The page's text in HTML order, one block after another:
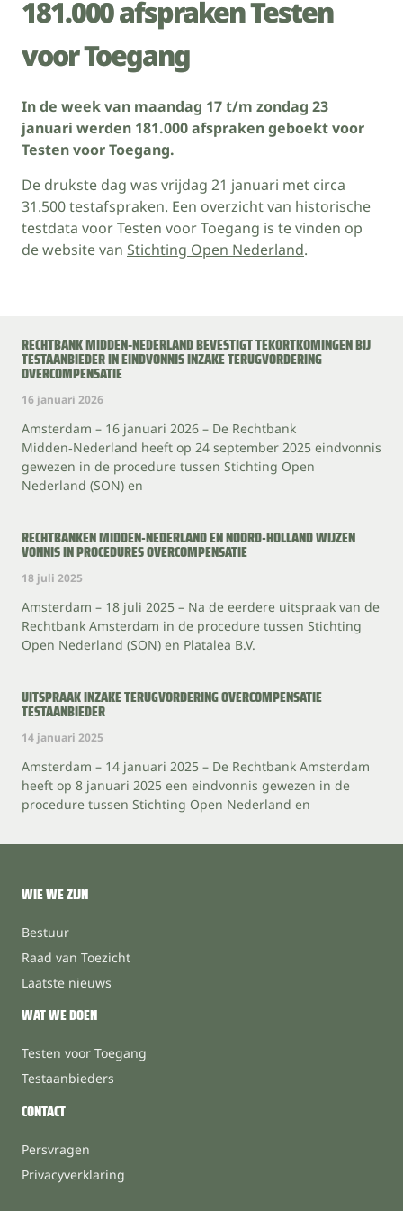
181.000 afspraken Testen
voor Toegang
In de week van maandag 17t/m zondag 23
januari werden 181.000afspraken geboekt voor
Testen voor Toegang.
De drukste dag was vrijdag 21 januari met circa
31.500 testafspraken. Een overzicht van historische
testdata voor Testen voor Toegang is te vinden op
de website van Stichting Open Nederland.
RECHTBANK MIDDEN‑NEDERLAND BEVESTIGT TEKORTKOMINGEN BIJ
TESTAANBIEDER IN EINDVONNIS INZAKE TERUGVORDERING
OVERCOMPENSATIE
16 januari 2026
Amsterdam – 16 januari 2026 – De Rechtbank
Midden‑Nederland heeft op 24 september 2025 eindvonnis
gewezen in de procedure tussen Stichting Open
Nederland (SON) en
RECHTBANKEN MIDDEN-NEDERLAND EN NOORD-HOLLAND WIJZEN
VONNIS IN PROCEDURES OVERCOMPENSATIE
18 juli 2025
Amsterdam – 18 juli 2025 – Na de eerdere uitspraak van de
Rechtbank Amsterdam in de procedure tussen Stichting
Open Nederland (SON) en Platalea B.V.
UITSPRAAK INZAKE TERUGVORDERING OVERCOMPENSATIE
TESTAANBIEDER
14 januari 2025
Amsterdam – 14 januari 2025 – De Rechtbank Amsterdam
heeft op 8 januari 2025 een eindvonnis gewezen in de
procedure tussen Stichting Open Nederland en
WIE WE ZIJN
Bestuur
Raad van Toezicht
Laatste nieuws
WAT WE DOEN
Testen voor Toegang
Testaanbieders
CONTACT
Persvragen
Privacyverklaring